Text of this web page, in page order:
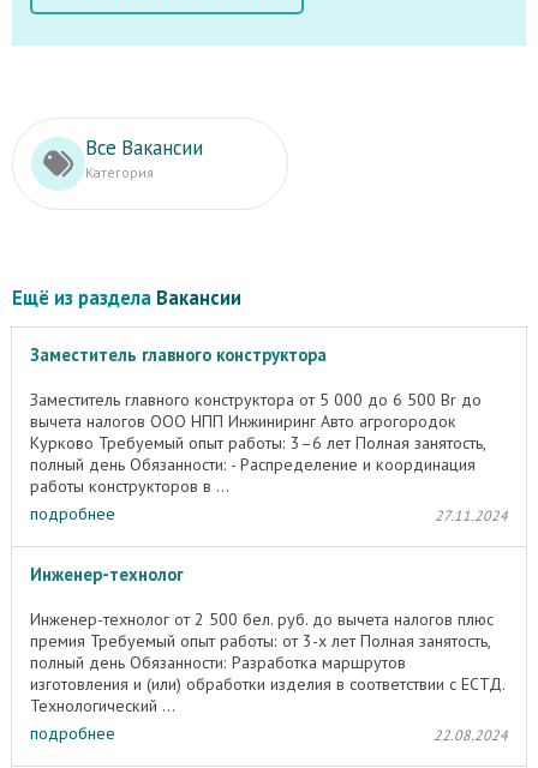
Все Вакансии
Категория
Ещё из раздела Вакансии
Заместитель главного конструктора
Заместитель главного конструктора от 5 000 до 6 500 Br до
вычета налогов ООО НПП Инжиниринг Авто агрогородок
Курково Требуемый опыт работы: 3–6 лет Полная занятость,
полный день Обязанности: - Распределение и координация
работы конструкторов в ...
подробнее
27.11.2024
Инженер-технолог
Инженер-технолог от 2 500 бел. руб. до вычета налогов плюс
премия Требуемый опыт работы: от 3-х лет Полная занятость,
полный день Обязанности: Разработка маршрутов
изготовления и (или) обработки изделия в соответствии с ЕСТД.
Технологический ...
подробнее
22.08.2024